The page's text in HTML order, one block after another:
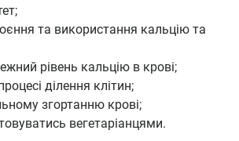
та використання кальцію та
рівень кальцію в крові;
ділення клітин;
згортанню крові;
вегетаріанцями.